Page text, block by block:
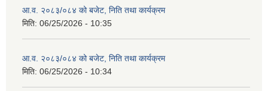
आ.व. २०८३/०८४ को बजेट, निति तथा कार्यक्रम
मिति: 06/25/2026 - 10:35
आ.व. २०८३/०८४ को बजेट, निति तथा कार्यक्रम
मिति: 06/25/2026 - 10:34